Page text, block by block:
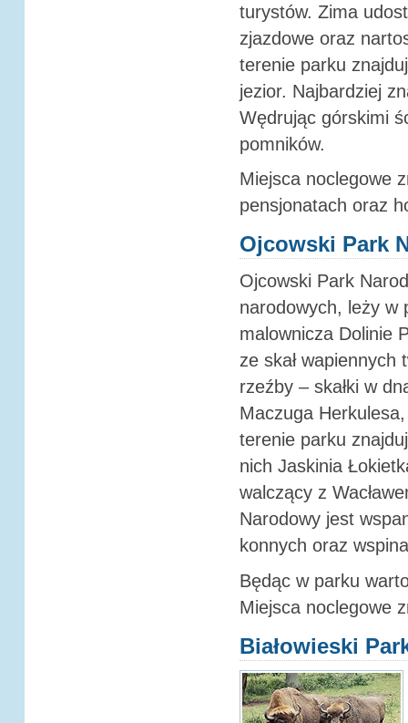
turystów. Zima
zjazdowe oraz
terenie parku
jezior. Najbardziej
Wędrując górskimi
pomników.
Miejsca noclegowe
pensjonatach oraz
Ojcowski Park
Ojcowski Park
narodowych, leży w
malownicza Dolinie
ze skał
rzeźby – skałki w
Maczuga
terenie parku
nich Jaskinia
walczący z
Narodowy jest
konnych oraz
Będąc w parku
Miejsca noclegowe
Białowieski